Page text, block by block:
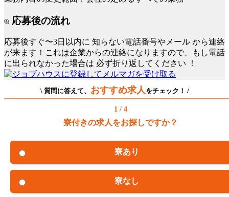
応募後の流れ
応募後すぐ〜3日以内に 知らない電話番号やメール から連絡
が来ます！これは企業からの連絡になりますので、もし電話
に出られなかった場合は 必ず折り返してください ！
\ 質問に答えて、 おすすめ求人をチェック！ /
1 / 4
寮付きの求人をお探しですか？
寮あり
寮なし